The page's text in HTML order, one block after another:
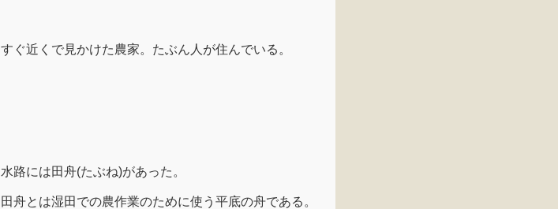
すぐ近くで見かけた農家。たぶん人が住んでいる。
水路には田舟(たぶね)があった。
田舟とは湿田での農作業のために使う平底の舟である。